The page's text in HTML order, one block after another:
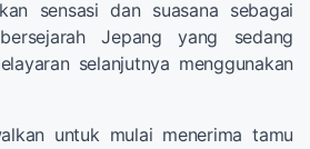
sensasi dan suasana sebagai
Jepang yang sedang
selanjutnya menggunakan
untuk mulai menerima tamu